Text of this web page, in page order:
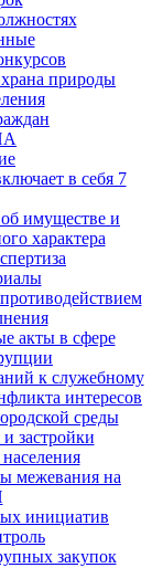
природы
в себя 7
имуществе и
характера
акты в сфере
к служебному
интересов
среды
застройки
межевания на
инициатив
закупок